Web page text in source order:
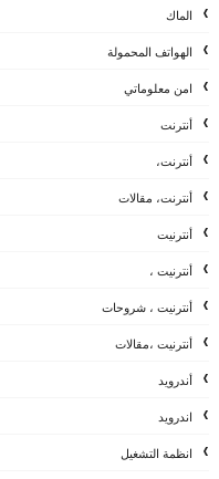
الماك
الهواتف المحمولة
امن معلوماتي
أنترنت
أنترنت،
أنترنت، مقالات
أنترنيت
أنترنيت ،
أنترنيت ، شروحات
أنترنيت ،مقالات
أندرويد
اندرويد
انظمة التشغيل